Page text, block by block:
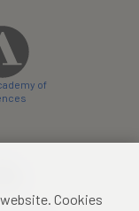
of
Cookies